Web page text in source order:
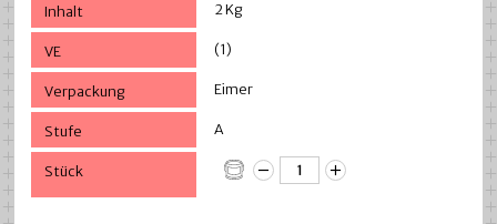
2 Kg
(1)
Eimer
A